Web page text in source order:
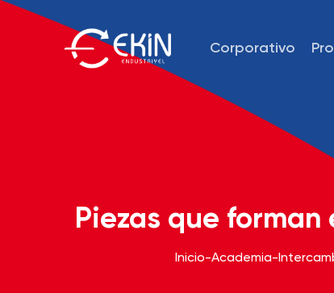
Corporativo
Piezas que
Inicio-Academia-